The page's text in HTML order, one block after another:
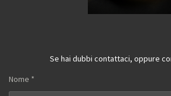
Se hai dubbi contattaci, oppure
Nome *